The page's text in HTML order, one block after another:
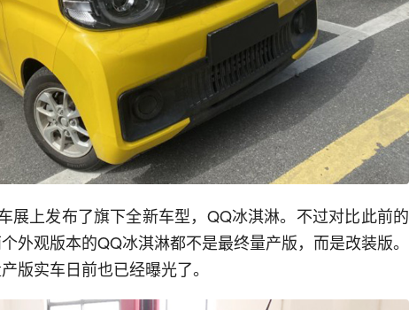
展上发布了旗下全新车型，QQ冰淇淋。不过对比此前的
外观版本的QQ冰淇淋都不是最终量产版，而是改装版。
版实车日前也已经曝光了。